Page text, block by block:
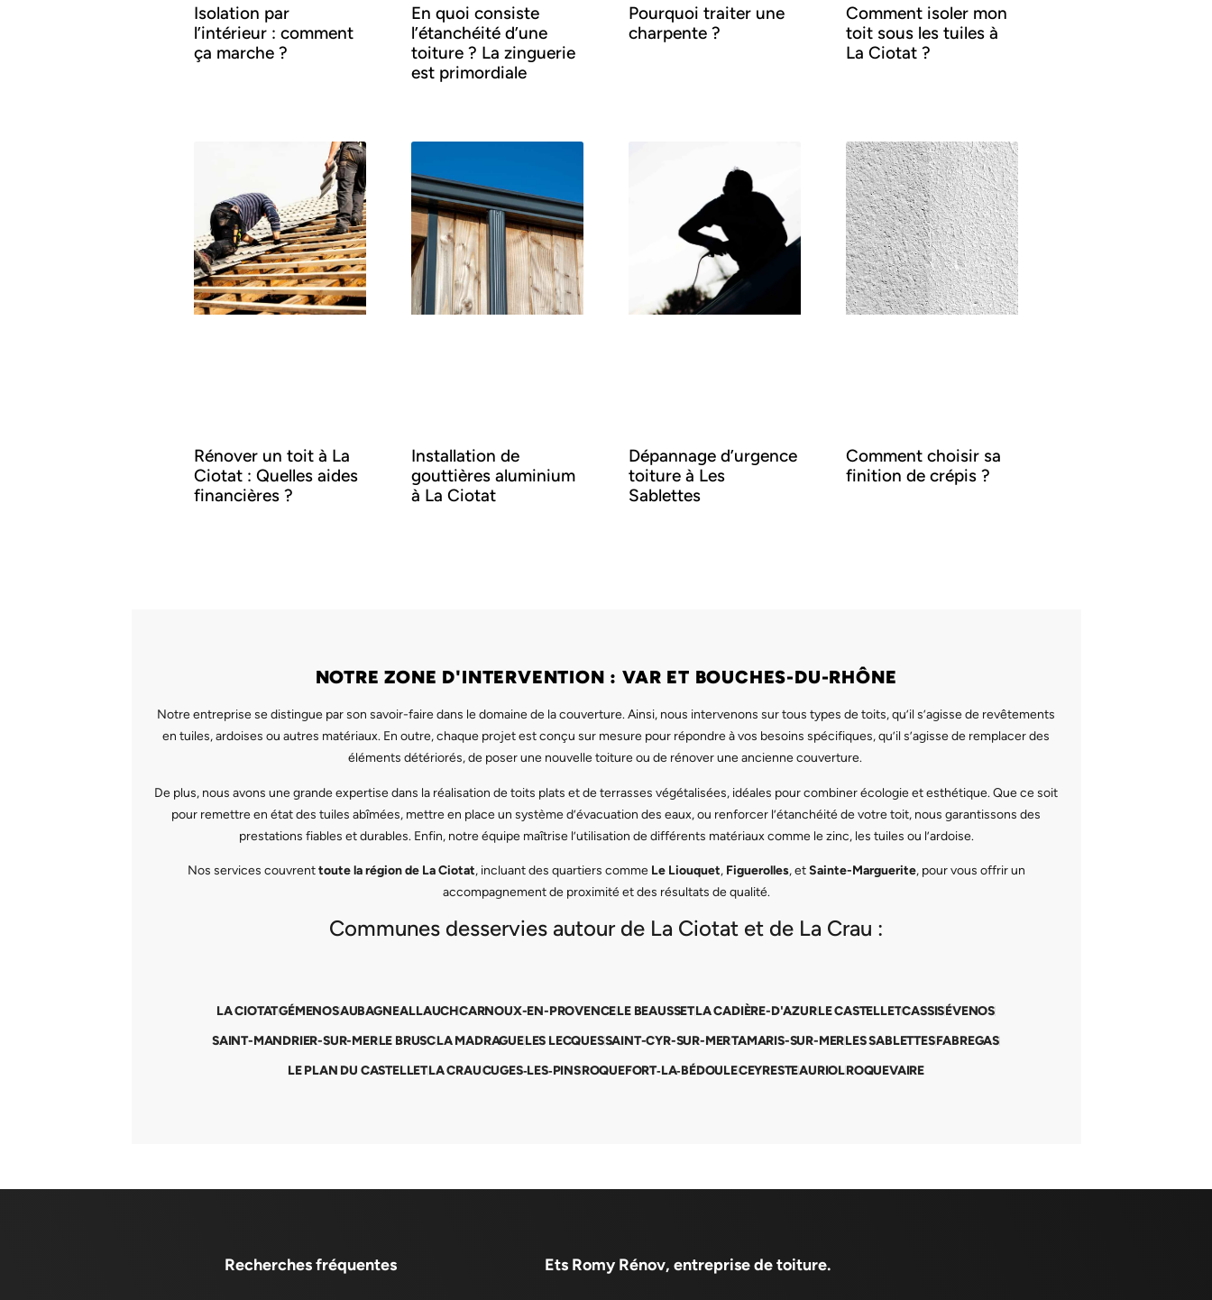
Isolation par
l’intérieur : comment
ça marche ?
En quoi consiste
l’étanchéité d’une
toiture ? La zinguerie
est primordiale
Pourquoi traiter une
charpente ?
Comment isoler mon
toit sous les tuiles à
La Ciotat ?
Rénover un toit à La
Ciotat : Quelles aides
financières ?
Installation de
gouttières aluminium
à La Ciotat
Dépannage d’urgence
toiture à Les
Sablettes
Comment choisir sa
finition de crépis ?
NOTRE ZONE D'INTERVENTION : VAR ET BOUCHES-DU-RHÔNE
Notre entreprise se distingue par son savoir-faire dans le domaine de la couverture. Ainsi, nous intervenons sur tous types de toits, qu’il s’agisse de revêtements
en tuiles, ardoises ou autres matériaux. En outre, chaque projet est conçu sur mesure pour répondre à vos besoins spécifiques, qu’il s’agisse de remplacer des
éléments détériorés, de poser une nouvelle toiture ou de rénover une ancienne couverture.
De plus, nous avons une grande expertise dans la réalisation de toits plats et de terrasses végétalisées, idéales pour combiner écologie et esthétique. Que ce soit
pour remettre en état des tuiles abîmées, mettre en place un système d’évacuation des eaux, ou renforcer l’étanchéité de votre toit, nous garantissons des
prestations fiables et durables. Enfin, notre équipe maîtrise l’utilisation de différents matériaux comme le zinc, les tuiles ou l’ardoise.
Nos services couvrenttoute la région de La Ciotat, incluant des quartiers comme Le Liouquet, Figuerolles, etSainte-Marguerite, pour vous offrir un
accompagnement de proximité et des résultats de qualité.
Communes desservies autour de La Ciotat et de La Crau :
LA CIOTATGÉMENOSAUBAGNEALLAUCHCARNOUX-EN-PROVENCELE BEAUSSETLA CADIÈRE-D'AZURLE CASTELLETCASSISÉVENOS
SAINT-MANDRIER-SUR-MERLE BRUSCLA MADRAGUELES LECQUESSAINT-CYR-SUR-MERTAMARIS-SUR-MERLES SABLETTESFABREGAS
LE PLAN DU CASTELLETLA CRAUCUGES‑LES‑PINSROQUEFORT‑LA‑BÉDOULECEYRESTEAURIOLROQUEVAIRE
Recherches fréquentes Ets Romy Rénov, entreprise de toiture.